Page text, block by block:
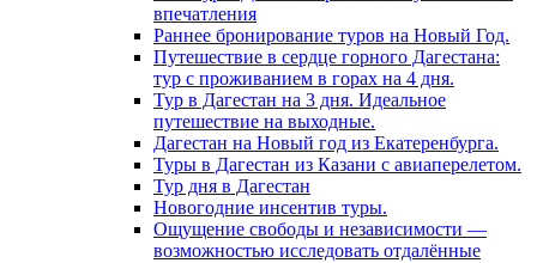
впечатления
Раннее бронирование туров на Новый Год.
Путешествие в сердце горного Дагестана:
тур с проживанием в горах на 4 дня.
Тур в Дагестан на 3 дня. Идеальное
путешествие на выходные.
Дагестан на Новый год из Екатеренбурга.
Туры в Дагестан из Казани с авиаперелетом.
Тур дня в Дагестан
Новогодние инсентив туры.
Ощущение свободы и независимости —
возможностью исследовать отдалённые